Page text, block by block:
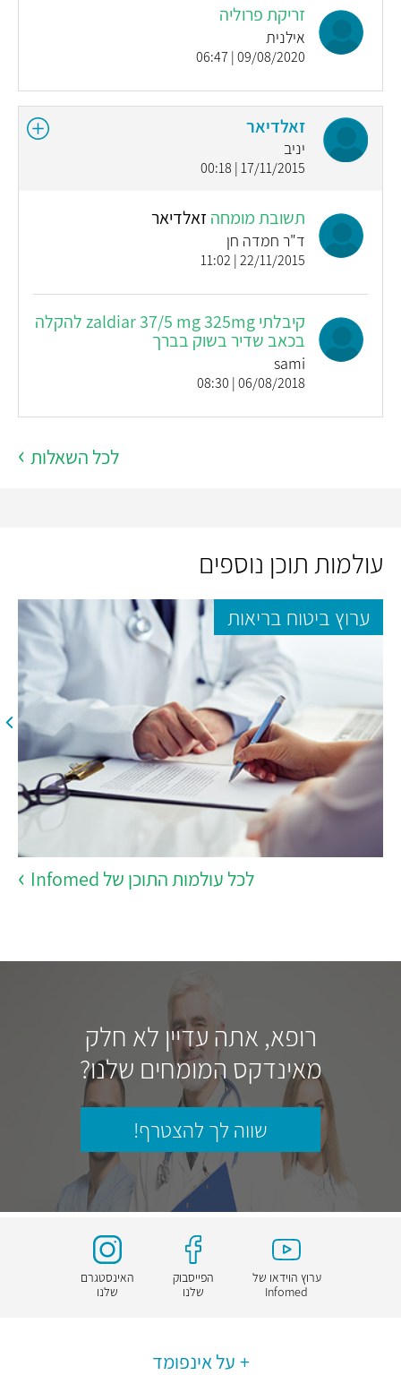
זריקת פרוליה
אילנית
09/08/2020 | 06:47
זאלדיאר
יניב
17/11/2015 | 00:18
תשובת מומחהזאלדיאר
ד"ר חמדה חן
22/11/2015 | 11:02
קיבלתי zaldiar 37/5 mg 325mg להקלה
בכאב שדיר בשוק בברך
sami
06/08/2018 | 08:30
לכל השאלות
עולמות תוכן נוספים
ערוץ ביטוח בריאות
לכל עולמות התוכן של Infomed
רופא, אתה עדיין לא חלק
מאינדקס המומחים שלנו?
שווה לך להצטרף!
ערוץ הוידאו של
Infomed
הפייסבוק
שלנו
האינסטגרם
שלנו
על אינפומד